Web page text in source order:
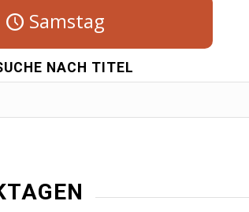
Samstag
NACH TITEL